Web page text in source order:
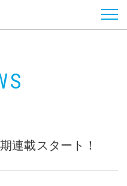
連載スタート！